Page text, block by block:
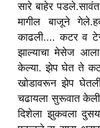
सारे बाहेर
मागील बाजूने
काढली.... कटर व
झाल्याचा मेसेज
केल्या. झेप घेत ते
खोडावरून झेप
चढायला सुरूवात
दिशेला झुकवला